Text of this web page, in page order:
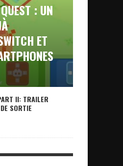
: UN
ET
II: TRAILER
SORTIE